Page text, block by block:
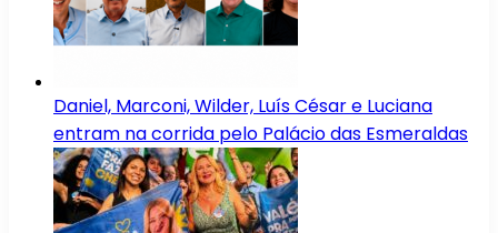
Daniel, Marconi, Wilder, Luís César e Luciana
entram na corrida pelo Palácio das Esmeraldas